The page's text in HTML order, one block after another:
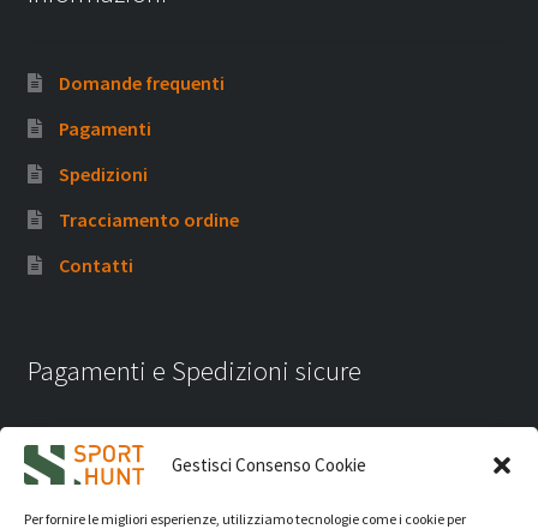
Gestisci Consenso Cookie
Per fornire le migliori esperienze, utilizziamo tecnologie come i cookie per
Domande frequenti
Pagamenti
Spedizioni
Tracciamento ordine
Contatti
Pagamenti e Spedizioni sicure